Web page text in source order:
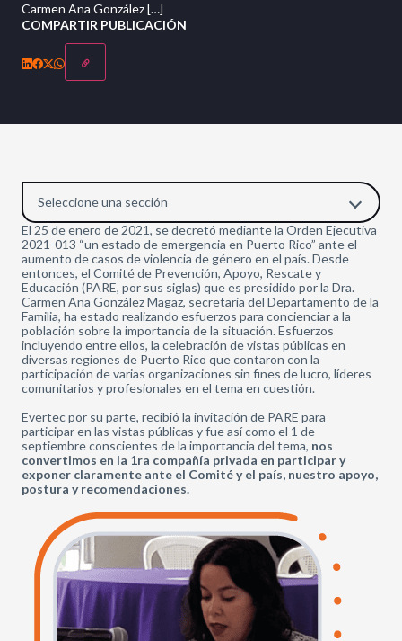
Carmen Ana González […]
COMPARTIR PUBLICACIÓN
Seleccione una sección
El 25 de enero de 2021, se decretó mediante la Orden Ejecutiva
2021-013 “un estado de emergencia en Puerto Rico” ante el
aumento de casos de violencia de género en el país. Desde
entonces, el Comité de Prevención, Apoyo, Rescate y
Educación (PARE, por sus siglas) que es presidido por la Dra.
Carmen Ana González Magaz, secretaria del Departamento de la
Familia, ha estado realizando esfuerzos para concienciar a la
población sobre la importancia de la situación. Esfuerzos
incluyendo entre ellos, la celebración de vistas públicas en
diversas regiones de Puerto Rico que contaron con la
participación de varias organizaciones sin fines de lucro, líderes
comunitarios y profesionales en el tema en cuestión.
Evertec por su parte, recibió la invitación de PARE para
participar en las vistas públicas y fue así como el 1 de
septiembre conscientes de la importancia del tema, nos
convertimos en la 1ra compañía privada en participar y
exponer claramente ante el Comité y el país, nuestro apoyo,
postura y recomendaciones.